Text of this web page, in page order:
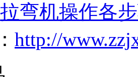
拉弯机操作各
http://